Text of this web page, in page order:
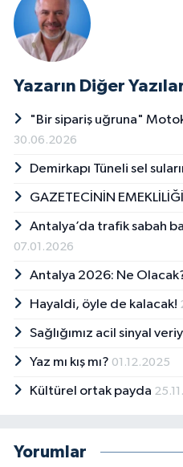
Yazarın Diğer
"Bir sipariş uğruna"
30.06.2026
Demirkapı Tüneli sel
GAZETECİNİN EMEKLİLİĞİ
Antalya’da trafik sabah
07.01.2026
Antalya 2026: Ne
Hayaldi, öyle de kalacak!
Sağlığımız acil sinyal
Yaz mı kış mı? 01.12.2025
Kültürel ortak payda
Yorumlar